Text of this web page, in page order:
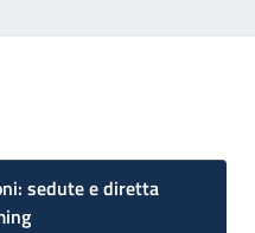
sedute e diretta